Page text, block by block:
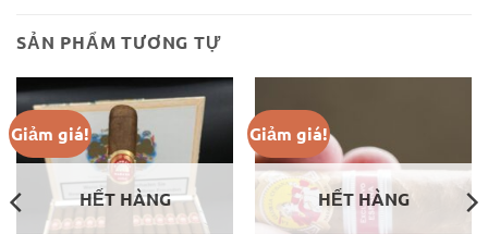
SẢN PHẨM TƯƠNG TỰ
Giảm giá!
HẾT HÀNG
Giảm giá!
HẾT HÀNG